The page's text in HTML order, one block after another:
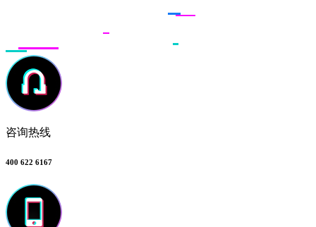
咨询热线
400 622 6167